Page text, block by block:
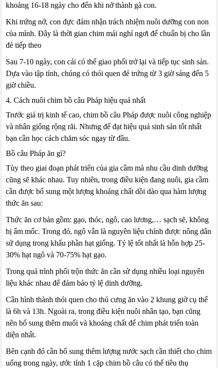
khoảng 16-18 ngày cho đến khi nở thành gà con.
Khi trứng nở, con đực đảm nhận trách nhiệm nuôi dưỡng con non
của mình. Đây là thời gian chim mái nghỉ ngơi để chuẩn bị cho lần
đẻ tiếp theo
Sau 7-10 ngày, con cái có thể giao phối trở lại và tiếp tục sinh sản.
Dựa vào tập tính, chúng có thói quen đẻ trứng từ 3 giờ sáng đến 5
giờ chiều.
4. Cách nuôi chim bồ câu Pháp hiệu quả nhất
Trước giá trị kinh tế cao, chim bồ câu Pháp được nuôi công nghiệp
và nhân giống rộng rãi. Nhưng để đạt hiệu quả sinh sản tốt nhất
bạn cần học cách chăm sóc ngay từ đầu.
Bồ câu Pháp ăn gì?
Tùy theo giai đoạn phát triển của gia cầm mà nhu cầu dinh dưỡng
cũng sẽ khác nhau. Tuy nhiên, trong điều kiện đang nuôi, gia cầm
cần được bổ sung một lượng khoáng chất dồi dào qua hàm lượng
thức ăn sau:
Thức ăn cơ bản gồm: gạo, thóc, ngô, cao lương,… sạch sẽ, không
bị ẩm mốc. Trong đó, ngô vẫn là nguyên liệu chính được nông dân
sử dụng trong khẩu phần hạt giống. Tỷ lệ tốt nhất là hỗn hợp 25-
30% hạt ngô và 70-75% hạt gạo.
Trong quá trình phối trộn thức ăn cần sử dụng nhiều loại nguyên
liệu khác nhau để đảm bảo tỷ lệ dinh dưỡng.
Cần hình thành thói quen cho thú cưng ăn vào 2 khung giờ cụ thể
là 6h và 13h. Ngoài ra, trong điều kiện nuôi nhân tạo, bạn cũng
nên bổ sung thêm muối và khoáng chất để chim phát triển toàn
diện nhất.
Bên cạnh đó cần bổ sung thêm lượng nước sạch cần thiết cho chim
uống trong ngày, ước tính 1 cặp chim bồ câu có thể tiêu thụ